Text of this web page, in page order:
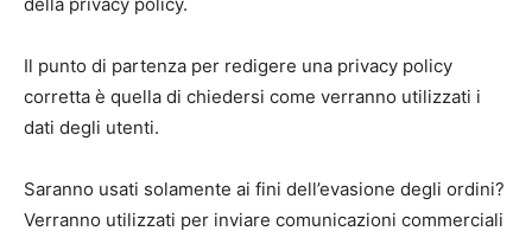
Il punto di partenza per redigere una privacy policy
corretta è quella di chiedersi come verranno utilizzati i
dati degli utenti.
Saranno usati solamente ai fini dell’evasione degli ordini?
Verranno utilizzati per inviare comunicazioni commerciali